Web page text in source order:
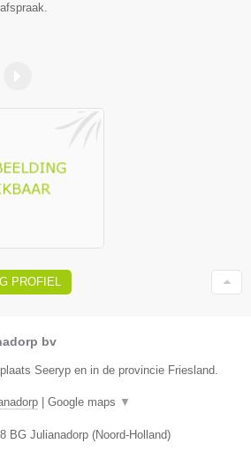
PROFIEL
bv
Seeryp en in de provincie Friesland.
Google maps ▼
BG Julianadorp (Noord-Holland)